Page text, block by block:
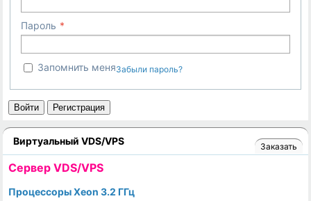
Пароль
Запомнить меняЗабыли пароль?
Войти Регистрация
Виртуальный VDS/VPS Заказать
Cервер VDS/VPS
Процессоры Xeon 3.2 ГГц